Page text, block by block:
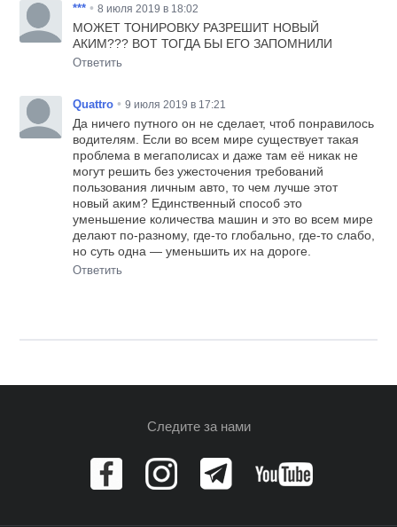
*** • 8 июля 2019 в 18:02
МОЖЕТ ТОНИРОВКУ РАЗРЕШИТ НОВЫЙ
АКИМ??? ВОТ ТОГДА БЫ ЕГО ЗАПОМНИЛИ
Ответить
Quattro • 9 июля 2019 в 17:21
Да ничего путного он не сделает, чтоб понравилось
водителям. Если во всем мире существует такая
проблема в мегаполисах и даже там её никак не
могут решить без ужесточения требований
пользования личным авто, то чем лучше этот
новый аким? Единственный способ это
уменьшение количества машин и это во всем мире
делают по-разному, где-то глобально, где-то слабо,
но суть одна — уменьшить их на дороге.
Ответить
Следите за нами